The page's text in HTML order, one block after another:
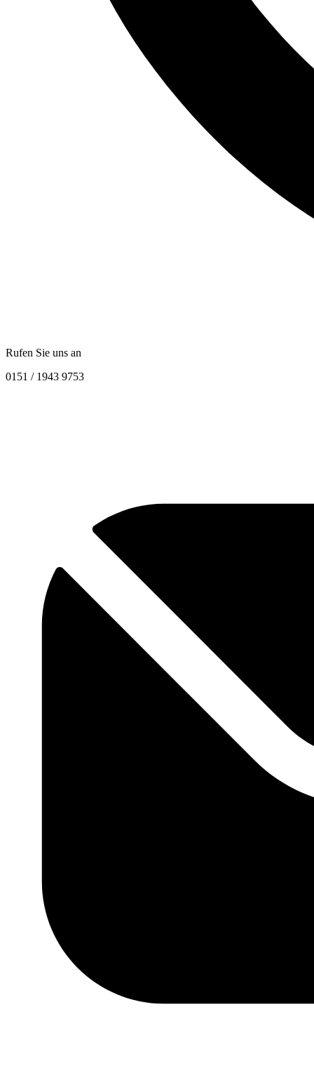
Rufen Sie uns an
0151 / 1943 9753